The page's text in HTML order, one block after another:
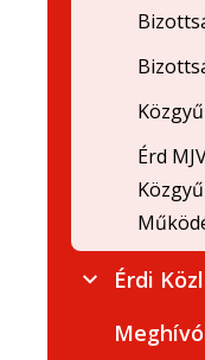
Érd
Érdi